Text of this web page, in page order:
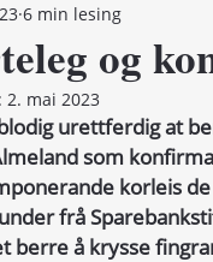
og
6 min lesing
2. mai 2023
urettferdig at
som
korleis
frå
berre å krysse